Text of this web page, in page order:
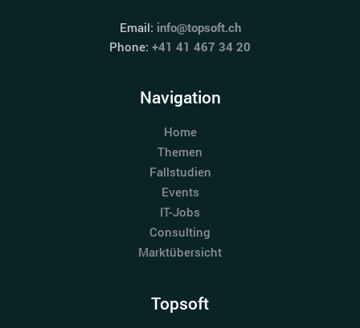
Email: info@topsoft.ch
Phone: +41 41 467 34 20
Navigation
Home
Themen
Fallstudien
Events
IT-Jobs
Consulting
Marktübersicht
Topsoft